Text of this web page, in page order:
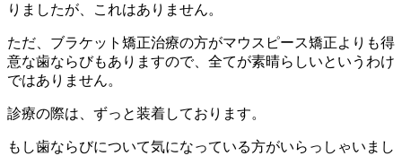
りましたが、これはありません。
ただ、ブラケット矯正治療の方がマウスピース矯正よりも得
意な歯ならびもありますので、全てが素晴らしいというわけ
ではありません。
診療の際は、ずっと装着しております。
もし歯ならびについて気になっている方がいらっしゃいまし